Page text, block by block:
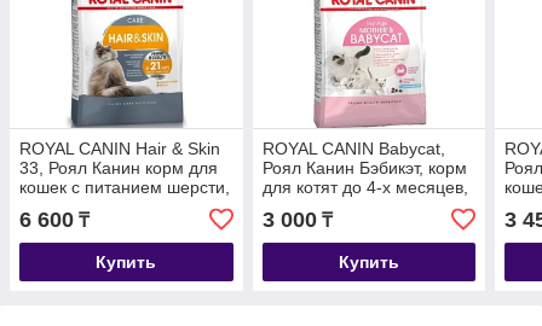
ROYAL CANIN Hair & Skin
33, Роял Канин корм для
кошек с питанием шерсти,
весовой 1кг.
6 600 ₸
Купить
ROYAL CANIN Babycat,
Роял Канин Бэбикэт, корм
для котят до 4-х месяцев,
уп. 400гр
3 000₸
Купить
3